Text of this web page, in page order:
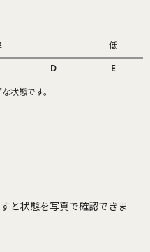
低
D E
状態です。
と状態を写真で確認できま